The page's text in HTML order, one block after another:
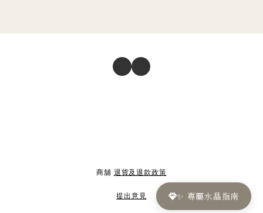
✨ 專屬水晶指南
商舖 退貨及退款政策
提出意見